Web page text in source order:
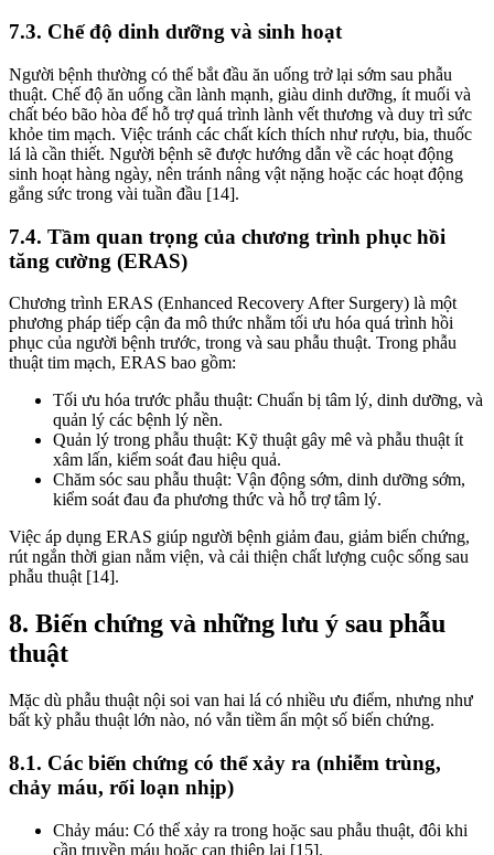
7.3. Chế độ dinh dưỡng và sinh hoạt
Người bệnh thường có thể bắt đầu ăn uống trở lại sớm sau phẫu
thuật. Chế độ ăn uống cần lành mạnh, giàu dinh dưỡng, ít muối và
chất béo bão hòa để hỗ trợ quá trình lành vết thương và duy trì sức
khỏe tim mạch. Việc tránh các chất kích thích như rượu, bia, thuốc
lá là cần thiết. Người bệnh sẽ được hướng dẫn về các hoạt động
sinh hoạt hàng ngày, nên tránh nâng vật nặng hoặc các hoạt động
gắng sức trong vài tuần đầu [14].
7.4. Tầm quan trọng của chương trình phục hồi
tăng cường (ERAS)
Chương trình ERAS (Enhanced Recovery After Surgery) là một
phương pháp tiếp cận đa mô thức nhằm tối ưu hóa quá trình hồi
phục của người bệnh trước, trong và sau phẫu thuật. Trong phẫu
thuật tim mạch, ERAS bao gồm:
Tối ưu hóa trước phẫu thuật: Chuẩn bị tâm lý, dinh dưỡng, và
quản lý các bệnh lý nền.
Quản lý trong phẫu thuật: Kỹ thuật gây mê và phẫu thuật ít
xâm lấn, kiểm soát đau hiệu quả.
Chăm sóc sau phẫu thuật: Vận động sớm, dinh dưỡng sớm,
kiểm soát đau đa phương thức và hỗ trợ tâm lý.
Việc áp dụng ERAS giúp người bệnh giảm đau, giảm biến chứng,
rút ngắn thời gian nằm viện, và cải thiện chất lượng cuộc sống sau
phẫu thuật [14].
8. Biến chứng và những lưu ý sau phẫu
thuật
Mặc dù phẫu thuật nội soi van hai lá có nhiều ưu điểm, nhưng như
bất kỳ phẫu thuật lớn nào, nó vẫn tiềm ẩn một số biến chứng.
8.1. Các biến chứng có thể xảy ra (nhiễm trùng,
chảy máu, rối loạn nhịp)
Chảy máu: Có thể xảy ra trong hoặc sau phẫu thuật, đôi khi
cần truyền máu hoặc can thiệp lại [15].